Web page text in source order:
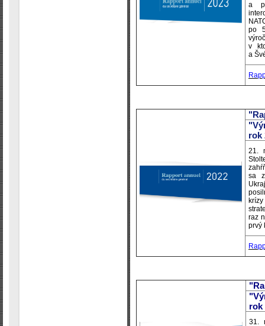
a
po
v
a
rok
21.
sa
raz
prvý
rok
31.